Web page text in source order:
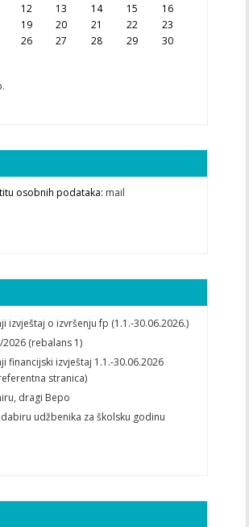
12 13 14 15
16
19 20 21 22
23
26 27 28 29
30
osobnih podataka: mail
izvještaj o izvršenju fp (1.1.-30.06.2026.)
2026 (rebalans 1)
financijski izvještaj 1.1.-30.06.2026
stranica)
dragi Bepo
udžbenika za školsku godinu